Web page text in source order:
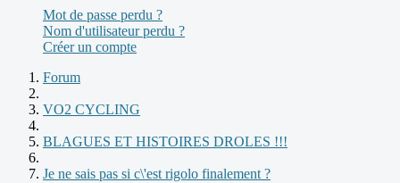
Mot de passe perdu ?
Nom d'utilisateur perdu ?
Créer un compte
Forum
VO2 CYCLING
BLAGUES ET HISTOIRES DROLES !!!
Je ne sais pas si c\'est rigolo finalement ?